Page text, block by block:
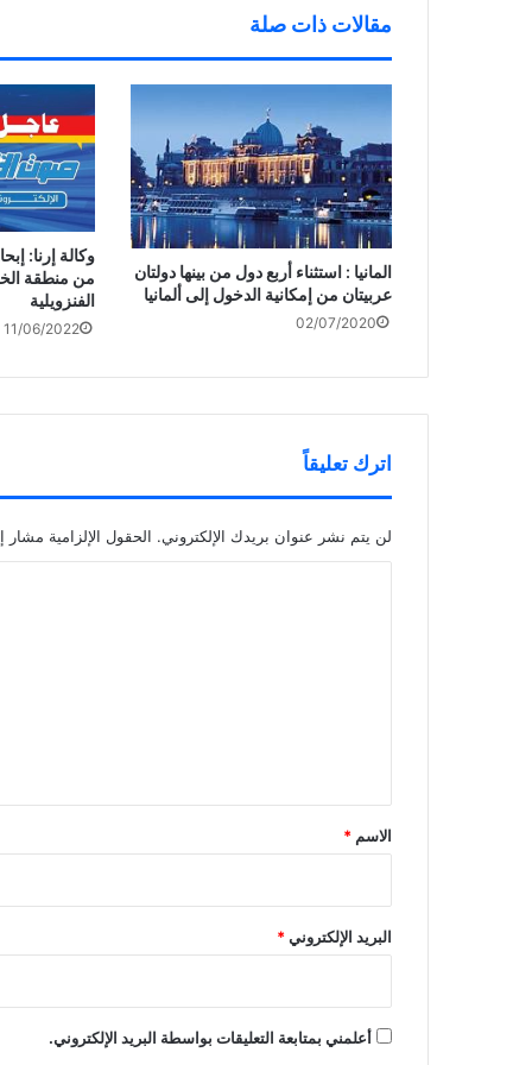
ذ
ة
د
د
)
د
) ة
مقالات ذات صلة
المانيا : استثناء أربع دول من بينها دولتان
عربيتان من إمكانية الدخول إلى ألمانيا
02/07/2020
وكالة إرنا:
من منطقة
الفنزويلية
11/06/2022
اترك تعليقاً
لن يتم نشر عنوان بريدك الإلكتروني. الحقول الإلزامية مشار
*
الاسم *
البريد الإلكتروني*
أعلمني بمتابعة التعليقات بواسطة البريد الإلكتروني.